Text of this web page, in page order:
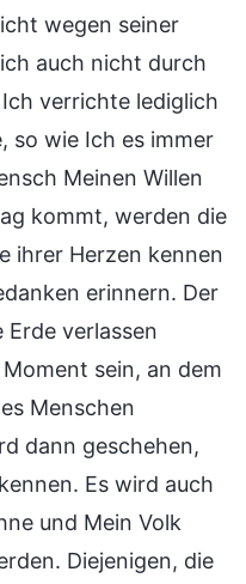
wegen seiner
auch nicht durch
verrichte lediglich
so wie Ich es immer
Meinen Willen
kommt, werden die
ihrer Herzen kennen
erinnern. Der
verlassen
sein, an dem
Menschen
dann geschehen,
Es wird auch
und Mein Volk
Diejenigen, die